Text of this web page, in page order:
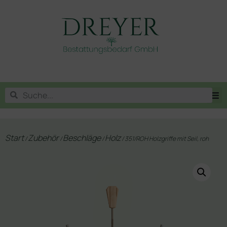
Start/Zubehör/Beschläge/Holz/ 351/ROH Holzgriffe mit Seil, roh